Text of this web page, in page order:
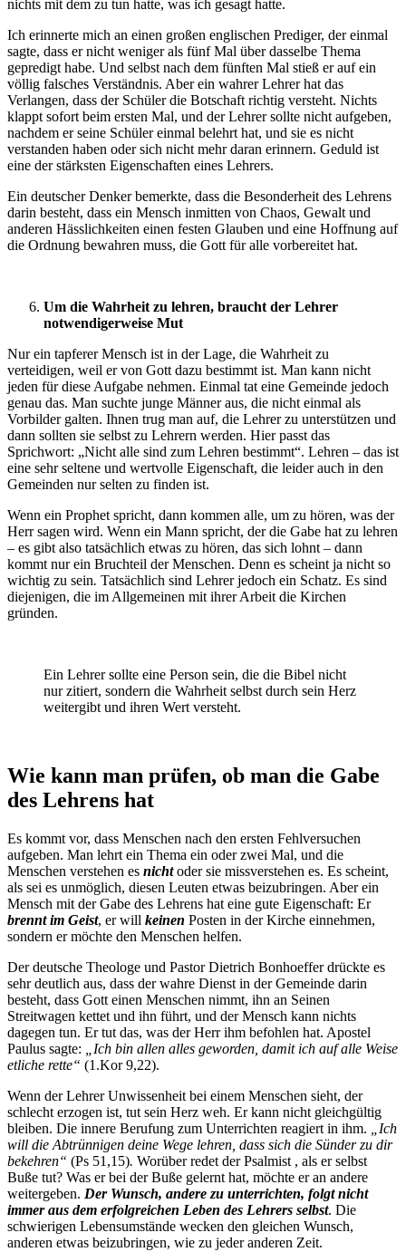
nichts mit dem zu tun hatte, was ich gesagt hatte.
Ich erinnerte mich an einen großen englischen Prediger, der einmal
sagte, dass er nicht weniger als fünf Mal über dasselbe Thema
gepredigt habe. Und selbst nach dem fünften Mal stieß er auf ein
völlig falsches Verständnis. Aber ein wahrer Lehrer hat das
Verlangen, dass der Schüler die Botschaft richtig versteht. Nichts
klappt sofort beim ersten Mal, und der Lehrer sollte nicht aufgeben,
nachdem er seine Schüler einmal belehrt hat, und sie es nicht
verstanden haben oder sich nicht mehr daran erinnern. Geduld ist
eine der stärksten Eigenschaften eines Lehrers.
Ein deutscher Denker bemerkte, dass die Besonderheit des Lehrens
darin besteht, dass ein Mensch inmitten von Chaos, Gewalt und
anderen Hässlichkeiten einen festen Glauben und eine Hoffnung auf
die Ordnung bewahren muss, die Gott für alle vorbereitet hat.
Um die Wahrheit zu lehren, braucht der Lehrer
notwendigerweise Mut
Nur ein tapferer Mensch ist in der Lage, die Wahrheit zu
verteidigen, weil er von Gott dazu bestimmt ist. Man kann nicht
jeden für diese Aufgabe nehmen. Einmal tat eine Gemeinde jedoch
genau das. Man suchte junge Männer aus, die nicht einmal als
Vorbilder galten. Ihnen trug man auf, die Lehrer zu unterstützen und
dann sollten sie selbst zu Lehrern werden. Hier passt das
Sprichwort: „Nicht alle sind zum Lehren bestimmt“. Lehren – das ist
eine sehr seltene und wertvolle Eigenschaft, die leider auch in den
Gemeinden nur selten zu finden ist.
Wenn ein Prophet spricht, dann kommen alle, um zu hören, was der
Herr sagen wird. Wenn ein Mann spricht, der die Gabe hat zu lehren
– es gibt also tatsächlich etwas zu hören, das sich lohnt – dann
kommt nur ein Bruchteil der Menschen. Denn es scheint ja nicht so
wichtig zu sein. Tatsächlich sind Lehrer jedoch ein Schatz. Es sind
diejenigen, die im Allgemeinen mit ihrer Arbeit die Kirchen
gründen.
Ein Lehrer sollte eine Person sein, die die Bibel nicht
nur zitiert, sondern die Wahrheit selbst durch sein Herz
weitergibt und ihren Wert versteht.
Wie kann man prüfen, ob man die Gabe
des Lehrens hat
Es kommt vor, dass Menschen nach den ersten Fehlversuchen
aufgeben. Man lehrt ein Thema ein oder zwei Mal, und die
Menschen verstehen es nichtoder sie missverstehen es. Es scheint,
als sei es unmöglich, diesen Leuten etwas beizubringen. Aber ein
Mensch mit der Gabe des Lehrens hat eine gute Eigenschaft: Er
brennt im Geist, er will keinen Posten in der Kirche einnehmen,
sondern er möchte den Menschen helfen.
Der deutsche Theologe und Pastor Dietrich Bonhoeffer drückte es
sehr deutlich aus, dass der wahre Dienst in der Gemeinde darin
besteht, dass Gott einen Menschen nimmt, ihn an Seinen
Streitwagen kettet und ihn führt, und der Mensch kann nichts
dagegen tun. Er tut das, was der Herr ihm befohlen hat. Apostel
Paulus sagte:
„Ich bin allen alles geworden, damit ich auf alle Weise
etliche rette“ (1.Kor 9,22).
Wenn der Lehrer Unwissenheit bei einem Menschen sieht, der
schlecht erzogen ist, tut sein Herz weh. Er kann nicht gleichgültig
bleiben. Die innere Berufung zum Unterrichten reagiert in ihm.
„Ich
will die Abtrünnigen deine Wege lehren, dass sich die Sünder zu dir
bekehren“ (Ps 51,15). Worüber redet der Psalmist , als er selbst
Buße tut? Was er bei der Buße gelernt hat, möchte er an andere
weitergeben. Der Wunsch, andere zu unterrichten, folgt nicht
immer aus dem erfolgreichen Leben des Lehrers selbst. Die
schwierigen Lebensumstände wecken den gleichen Wunsch,
anderen etwas beizubringen, wie zu jeder anderen Zeit.